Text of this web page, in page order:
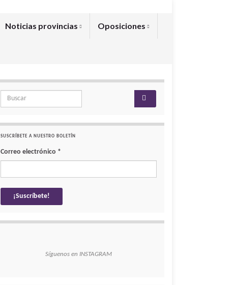
Noticias provincias Oposiciones
Search for:
SUSCRÍBETE A NUESTRO BOLETÍN
Correo electrónico *
Síguenos en INSTAGRAM